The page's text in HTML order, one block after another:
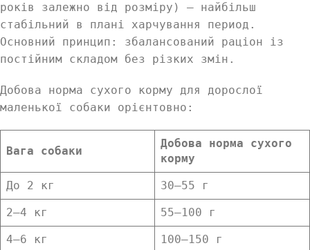
років залежно від розміру) — найбільш
стабільний в плані харчування период.
Основний принцип: збалансований раціон із
постійним складом без різких змін.
Добова норма сухого корму для дорослої
маленької собаки орієнтовно:
Вага собаки
Добова норма сухого
корму
До 2 кг 30–55 г
2–4 кг 55–100 г
4–6 кг 100–150 г